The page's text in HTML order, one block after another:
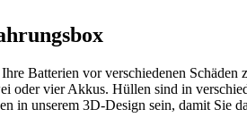
Batterien vor verschiedenen
oder vier Akkus. Hüllen sind in
in unserem 3D-Design sein, damit Sie